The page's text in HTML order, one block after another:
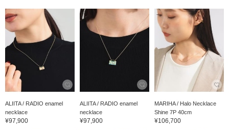
ALIITA / RADIO enamel
necklace
¥97,900
ALIITA / RADIO enamel
necklace
¥97,900
MARIHA / Halo Necklace
Shine 7P 40cm
¥106,700